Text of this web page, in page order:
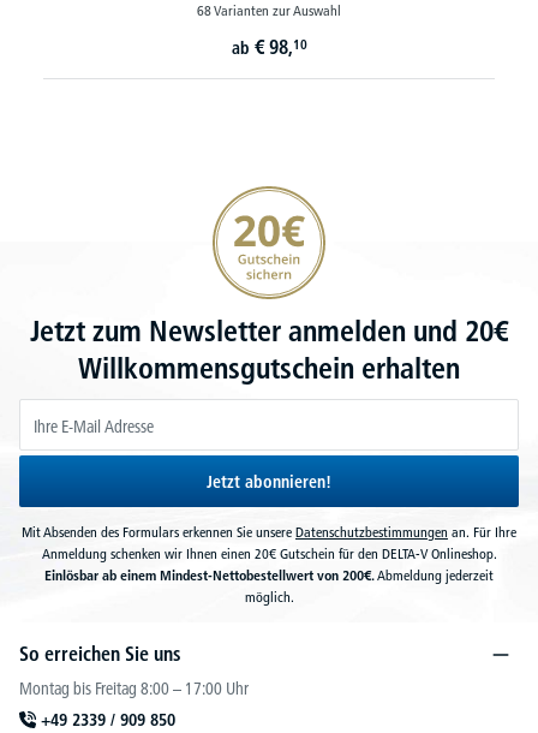
68 Varianten zur Auswahl
ab € 98,10
20€ Gutschein sichern
Jetzt zum Newsletter anmelden und 20€
Willkommensgutschein erhalten
Jetzt abonnieren!
Mit Absenden des Formulars erkennen Sie unsere Datenschutzbestimmungen an. Für Ihre
Anmeldung schenken wir Ihnen einen 20€ Gutschein für den DELTA-V Onlineshop.
Einlösbar ab einem Mindest-Nettobestellwert von 200€.Abmeldung jederzeit
möglich.
So erreichen Sie uns
Montag bis Freitag 8:00 – 17:00 Uhr
+49 2339 / 909 850